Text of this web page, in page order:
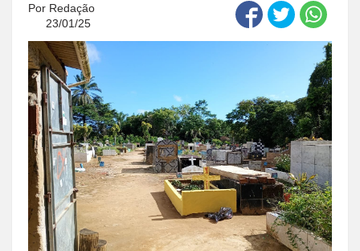
Por Redação
23/01/25